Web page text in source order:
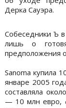
Дерка Сауэра.
Собеседники Ъ
лишь о
предположения
Sanoma купила
январе 2005
составляла
— 10 млн евро,